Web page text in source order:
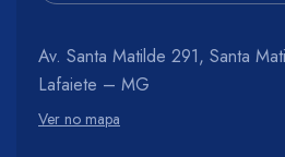
Av. Santa Matilde 291, Santa
Lafaiete – MG
Ver no mapa